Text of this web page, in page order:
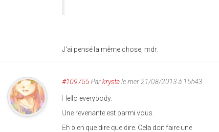
J'ai pensé la même chose, mdr.
#109755Parkrystale mer 21/08/2013 à 15h43
Hello everybody.
Une revenante est parmi vous.
Eh bien que dire que dire. Cela doit faire une